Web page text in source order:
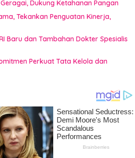
Dukung Ketahanan Pangan
Tekankan Penguatan Kinerja,
Baru dan Tambahan Dokter Spesialis
Perkuat Tata Kelola dan